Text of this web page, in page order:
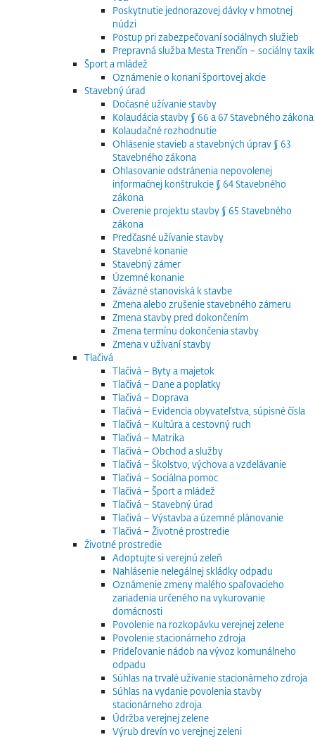
Poskytnutie jednorazovej dávky v hmotnej
núdzi
Postup pri zabezpečovaní sociálnych služieb
Prepravná služba Mesta Trenčín – sociálny taxík
Šport a mládež
Oznámenie o konaní športovej akcie
Stavebný úrad
Dočasné užívanie stavby
Kolaudácia stavby § 66 a 67 Stavebného zákona
Kolaudačné rozhodnutie
Ohlásenie stavieb a stavebných úprav § 63
Stavebného zákona
Ohlasovanie odstránenia nepovolenej
informačnej konštrukcie § 64 Stavebného
zákona
Overenie projektu stavby § 65 Stavebného
zákona
Predčasné užívanie stavby
Stavebné konanie
Stavebný zámer
Územné konanie
Záväzné stanoviská k stavbe
Zmena alebo zrušenie stavebného zámeru
Zmena stavby pred dokončením
Zmena termínu dokončenia stavby
Zmena v užívaní stavby
Tlačivá
Tlačivá – Byty a majetok
Tlačivá – Dane a poplatky
Tlačivá – Doprava
Tlačivá – Evidencia obyvateľstva, súpisné čísla
Tlačivá – Kultúra a cestovný ruch
Tlačivá – Matrika
Tlačivá – Obchod a služby
Tlačivá – Školstvo, výchova a vzdelávanie
Tlačivá – Sociálna pomoc
Tlačivá – Šport a mládež
Tlačivá – Stavebný úrad
Tlačivá – Výstavba a územné plánovanie
Tlačivá – Životné prostredie
Životné prostredie
Adoptujte si verejnú zeleň
Nahlásenie nelegálnej skládky odpadu
Oznámenie zmeny malého spaľovacieho
zariadenia určeného na vykurovanie
domácnosti
Povolenie na rozkopávku verejnej zelene
Povolenie stacionárneho zdroja
Prideľovanie nádob na vývoz komunálneho
odpadu
Súhlas na trvalé užívanie stacionárneho zdroja
Súhlas na vydanie povolenia stavby
stacionárneho zdroja
Údržba verejnej zelene
Výrub drevín vo verejnej zeleni